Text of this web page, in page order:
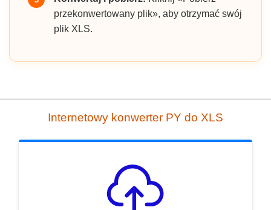
przekonwertowany plik», aby otrzymać swój
plik XLS.
Internetowy konwerter PY do XLS